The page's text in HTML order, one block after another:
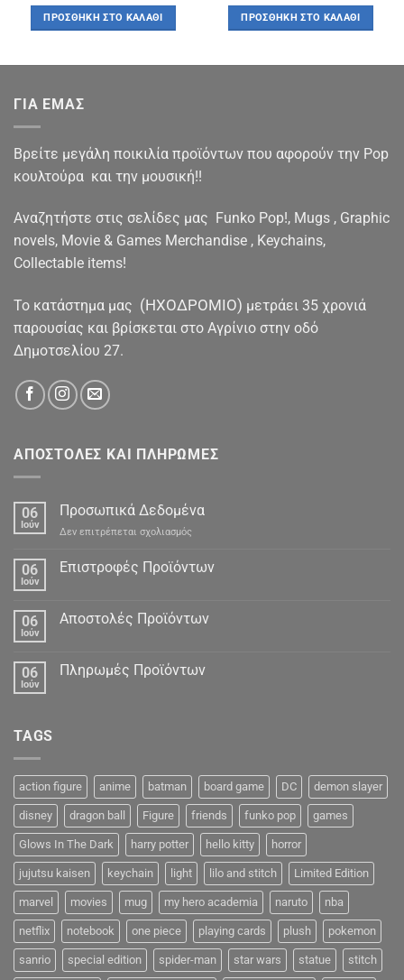
was:
€25.00.
τιμή
είναι:
€21.90.
ΠΡΟΣΘΉΚΗ ΣΤΟ ΚΑΛΆΘΙ
was:
€32.00.
τιμή
είναι:
€29.00.
ΠΡΟΣΘΉΚΗ ΣΤΟ ΚΑΛΆΘΙ
ΓΙΑ ΕΜΑΣ
Βρείτε μεγάλη ποικιλία προϊόντων που αφορούν την Pop
κουλτούρα και την μουσική!!
Αναζητήστε στις σελίδες μας Funko Pop!, Mugs , Graphic
novels, Movie & Games Merchandise , Keychains,
Collectable items!
To κατάστημα μας (ΗΧΟΔΡΟΜΙΟ) μετράει 35 χρονιά
παρουσίας και βρίσκεται στο Αγρίνιο στην οδό
Δημοτσελίου 27.
ΑΠΟΣΤΟΛΕΣ ΚΑΙ ΠΛΗΡΩΜΕΣ
06
Ιούν
Προσωπικά Δεδομένα
Δεν επιτρέπεται σχολιασμός
Δεδομένα
06
Ιούν
Επιστροφές Προϊόντων
06
Ιούν
Αποστολές Προϊόντων
06
Ιούν
Πληρωμές Προϊόντων
TAGS
action figure anime batman board game DC demon slayer
disney dragon ball Figure friends funko pop games
Glows In The Dark harry potter hello kitty horror
jujutsu kaisen keychain light lilo and stitch Limited Edition
marvel movies mug my hero academia naruto nba
netflix notebook one piece playing cards plush pokemon
sanrio special edition spider-man star wars statue stitch